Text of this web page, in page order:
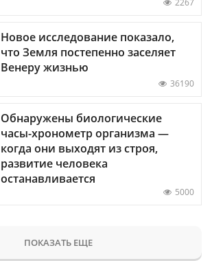
Новое исследование показало,
что Земля постепенно заселяет
Венеру жизнью
36190
Обнаружены биологические
часы-хронометр организма —
когда они выходят из строя,
развитие человека
останавливается
5000
ПОКАЗАТЬ ЕЩЕ